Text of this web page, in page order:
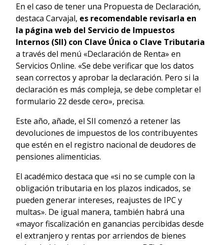
En el caso de tener una Propuesta de Declaración,
destaca Carvajal, es recomendable revisarla en
la página web del Servicio de Impuestos
Internos (SII) con Clave Única o Clave Tributaria
a través del menú «Declaración de Renta» en
Servicios Online. «Se debe verificar que los datos
sean correctos y aprobar la declaración. Pero si la
declaración es más compleja, se debe completar el
formulario 22 desde cero», precisa.
Este año, añade, el SII comenzó a retener las
devoluciones de impuestos de los contribuyentes
que estén en el registro nacional de deudores de
pensiones alimenticias.
El académico destaca que «si no se cumple con la
obligación tributaria en los plazos indicados, se
pueden generar intereses, reajustes de IPC y
multas». De igual manera, también habrá una
«mayor fiscalización en ganancias percibidas desde
el extranjero y rentas por arriendos de bienes